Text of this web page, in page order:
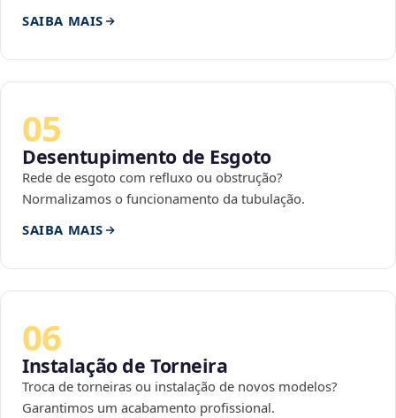
SAIBA MAIS
05
Desentupimento de Esgoto
Rede de esgoto com refluxo ou obstrução?
Normalizamos o funcionamento da tubulação.
SAIBA MAIS
06
Instalação de Torneira
Troca de torneiras ou instalação de novos modelos?
Garantimos um acabamento profissional.